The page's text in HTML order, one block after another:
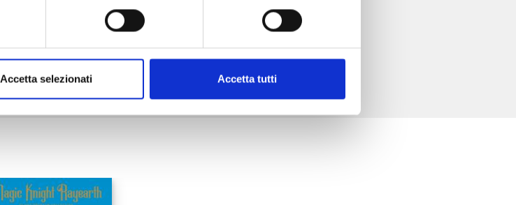
Accetta selezionati Accetta tutti
Mostra tutto